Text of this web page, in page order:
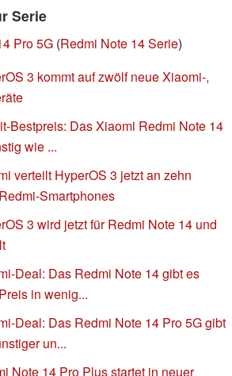
Serie
Pro 5G (Redmi Note 14 Serie)
3 kommt auf zwölf neue Xiaomi-,
Bestpreis: Das Xiaomi Redmi Note 14
wie ...
verteilt HyperOS 3 jetzt an zehn
Smartphones
3 wird jetzt für Redmi Note 14 und
Deal: Das Redmi Note 14 gibt es
in wenig...
Deal: Das Redmi Note 14 Pro 5G gibt
un...
Note 14 Pro Plus startet in neuer